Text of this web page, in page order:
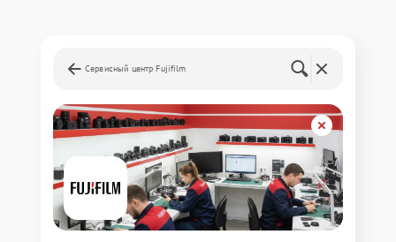
Сервисный центр Fujifilm